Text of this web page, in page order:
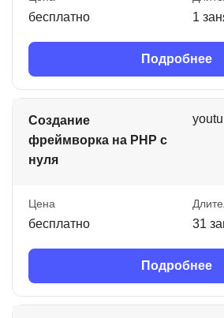
бесплатно 1
Подробнее
Создание
фреймворка на PHP с
нуля
Цена
бесплатно 31
Подробнее